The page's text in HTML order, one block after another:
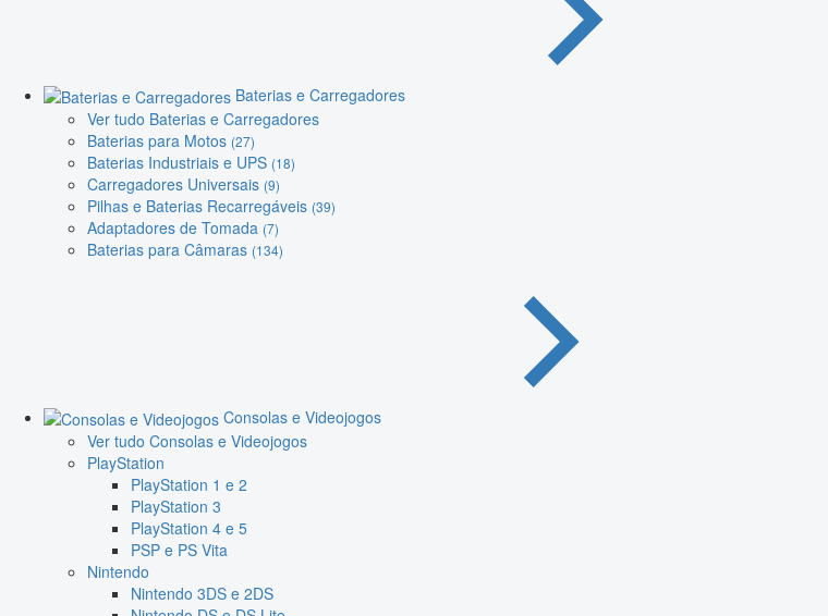
Baterias e Carregadores
Ver tudo Baterias e Carregadores
Baterias para Motos (27)
Baterias Industriais e UPS (18)
Carregadores Universais (9)
Pilhas e Baterias Recarregáveis (39)
Adaptadores de Tomada (7)
Baterias para Câmaras (134)
Consolas e Videojogos
Ver tudo Consolas e Videojogos
PlayStation
PlayStation 1 e 2
PlayStation 3
PlayStation 4 e 5
PSP e PS Vita
Nintendo
Nintendo 3DS e 2DS